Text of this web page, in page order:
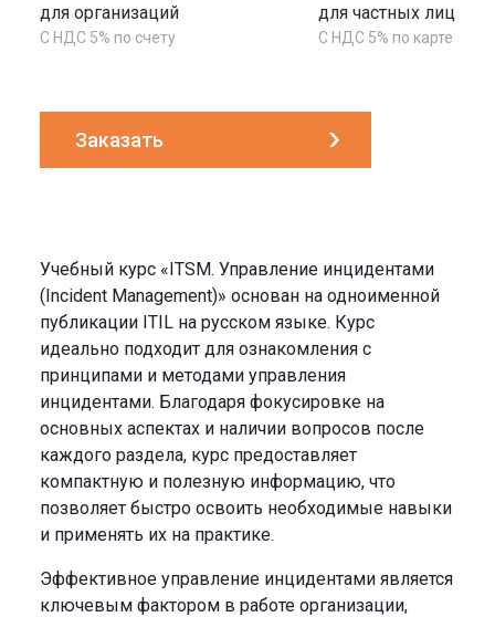
для организаций
С НДС 5% по счету
для частных лиц
С НДС 5% по карте
Заказать
Учебный курс «ITSM. Управление инцидентами
(Incident Management)» основан на одноименной
публикации ITIL на русском языке. Курс
идеально подходит для ознакомления с
принципами и методами управления
инцидентами. Благодаря фокусировке на
основных аспектах и наличии вопросов после
каждого раздела, курс предоставляет
компактную и полезную информацию, что
позволяет быстро освоить необходимые навыки
и применять их на практике.
Эффективное управление инцидентами является
ключевым фактором в работе организации,